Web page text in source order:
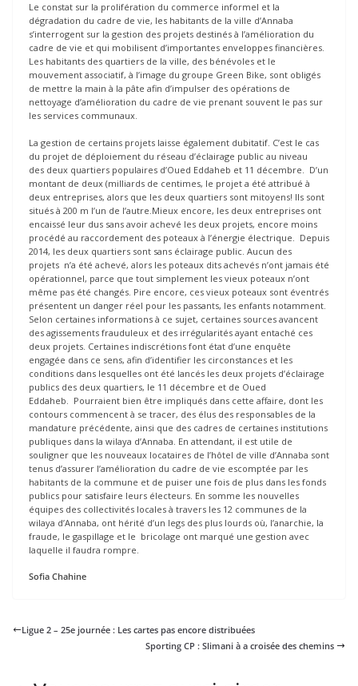
Le constat sur la prolifération du commerce informel et la
dégradation du cadre de vie, les habitants de la ville d’Annaba
s’interrogent sur la gestion des projets destinés à l’amélioration du
cadre de vie et qui mobilisent d’importantes enveloppes financières.
Les habitants des quartiers de la ville, des bénévoles et le
mouvement associatif, à l’image du groupe Green Bike, sont obligés
de mettre la main à la pâte afin d’impulser des opérations de
nettoyage d’amélioration du cadre de vie prenant souvent le pas sur
les services communaux.
La gestion de certains projets laisse également dubitatif. C’est le cas
du projet de déploiement du réseau d’éclairage public au niveau
des deux quartiers populaires d’Oued Eddaheb et 11 décembre. D’un
montant de deux (milliards de centimes, le projet a été attribué à
deux entreprises, alors que les deux quartiers sont mitoyens! Ils sont
situés à 200 m l’un de l’autre.Mieux encore, les deux entreprises ont
encaissé leur dus sans avoir achevé les deux projets, encore moins
procédé au raccordement des poteaux à l’énergie électrique. Depuis
2014, les deux quartiers sont sans éclairage public. Aucun des
projets n’a été achevé, alors les poteaux dits achevés n’ont jamais été
opérationnel, parce que tout simplement les vieux poteaux n’ont
même pas été changés. Pire encore, ces vieux poteaux sont éventrés
présentent un danger réel pour les passants, les enfants notamment.
Selon certaines informations à ce sujet, certaines sources avancent
des agissements frauduleux et des irrégularités ayant entaché ces
deux projets. Certaines indiscrétions font état d’une enquête
engagée dans ce sens, afin d’identifier les circonstances et les
conditions dans lesquelles ont été lancés les deux projets d’éclairage
publics des deux quartiers, le 11 décembre et de Oued
Eddaheb. Pourraient bien être impliqués dans cette affaire, dont les
contours commencent à se tracer, des élus des responsables de la
mandature précédente, ainsi que des cadres de certaines institutions
publiques dans la wilaya d’Annaba. En attendant, il est utile de
souligner que les nouveaux locataires de l’hôtel de ville d’Annaba sont
tenus d’assurer l’amélioration du cadre de vie escomptée par les
habitants de la commune et de puiser une fois de plus dans les fonds
publics pour satisfaire leurs électeurs. En somme les nouvelles
équipes des collectivités locales à travers les 12 communes de la
wilaya d’Annaba, ont hérité d’un legs des plus lourds où, l’anarchie, la
fraude, le gaspillage et le bricolage ont marqué une gestion avec
laquelle il faudra rompre.
Sofia Chahine
Ligue 2 – 25e journée : Les cartes pas encore distribuées
Sporting CP : Slimani à a croisée des chemins